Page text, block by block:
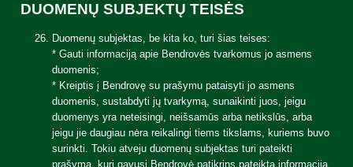
DUOMENŲ SUBJEKTŲ TEISĖS
Duomenų subjektas, be kita ko, turi šias teises:
* Gauti informaciją apie Bendrovės tvarkomus jo asmens
duomenis;
* Kreiptis į Bendrovę su prašymu pataisyti jo asmens
duomenis, sustabdyti jų tvarkymą, sunaikinti juos, jeigu
duomenys yra neteisingi, neišsamūs arba netikslūs, arba
jeigu jie daugiau nėra reikalingi tiems tikslams, kuriems buvo
surinkti. Tokiu atveju duomenų subjektas turi pateikti
prašymą, kurį gavusi Bendrovė patikrins pateiktą informaciją